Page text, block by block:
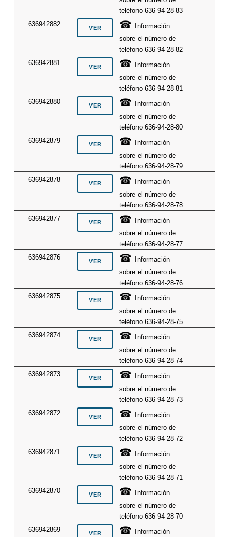
teléfono 636-94-28-83
636942882
☎
Información
sobre el número de
teléfono 636-94-28-82
636942881
☎
Información
sobre el número de
teléfono 636-94-28-81
636942880
☎
Información
sobre el número de
teléfono 636-94-28-80
636942879
☎
Información
sobre el número de
teléfono 636-94-28-79
636942878
☎
Información
sobre el número de
teléfono 636-94-28-78
636942877
☎
Información
sobre el número de
teléfono 636-94-28-77
636942876
☎
Información
sobre el número de
teléfono 636-94-28-76
636942875
☎
Información
sobre el número de
teléfono 636-94-28-75
636942874
☎
Información
sobre el número de
teléfono 636-94-28-74
636942873
☎
Información
sobre el número de
teléfono 636-94-28-73
636942872
☎
Información
sobre el número de
teléfono 636-94-28-72
636942871
☎
Información
sobre el número de
teléfono 636-94-28-71
636942870
☎
Información
sobre el número de
teléfono 636-94-28-70
636942869
☎
Información